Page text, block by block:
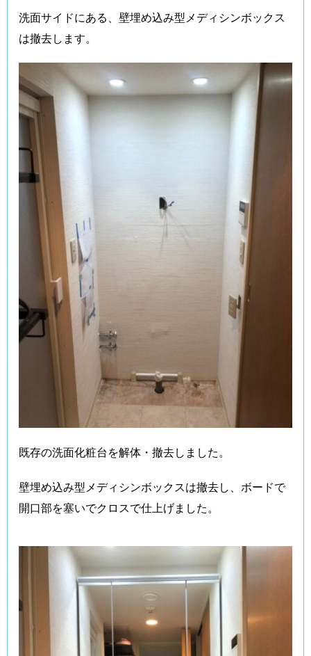
洗面サイドにある、壁埋め込み型メディシンボックス
は撤去します。
既存の洗面化粧台を解体・撤去しました。
壁埋め込み型メディシンボックスは撤去し、ボードで
開口部を塞いでクロスで仕上げました。